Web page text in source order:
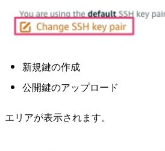
新規鍵の作成
公開鍵のアップロード
エリアが表示されます。